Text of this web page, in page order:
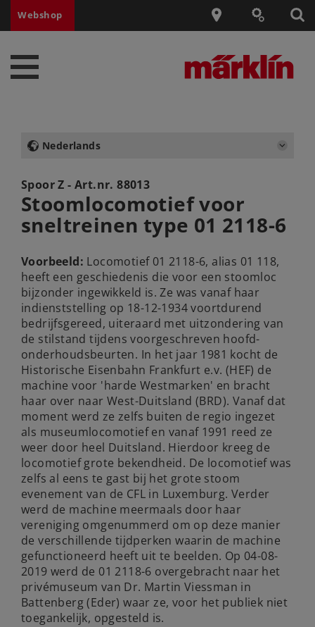
Webshop
Nederlands
Spoor Z - Art.nr.88013
Stoomlocomotief voor
sneltreinen type 01 2118-6
Voorbeeld: Locomotief 01 2118-6, alias 01 118,
heeft een geschiedenis die voor een stoomloc
bijzonder ingewikkeld is. Ze was vanaf haar
indienststelling op 18-12-1934 voortdurend
bedrijfsgereed, uiteraard met uitzondering van
de stilstand tijdens voorgeschreven hoofd-
onderhoudsbeurten. In het jaar 1981 kocht de
Historische Eisenbahn Frankfurt e.v. (HEF) de
machine voor 'harde Westmarken' en bracht
haar over naar West-Duitsland (BRD). Vanaf dat
moment werd ze zelfs buiten de regio ingezet
als museumlocomotief en vanaf 1991 reed ze
weer door heel Duitsland. Hierdoor kreeg de
locomotief grote bekendheid. De locomotief was
zelfs al eens te gast bij het grote stoom
evenement van de CFL in Luxemburg. Verder
werd de machine meermaals door haar
vereniging omgenummerd om op deze manier
de verschillende tijdperken waarin de machine
gefunctioneerd heeft uit te beelden. Op 04-08-
2019 werd de 01 2118-6 overgebracht naar het
privémuseum van Dr. Martin Viessman in
Battenberg (Eder) waar ze, voor het publiek niet
toegankelijk, opgesteld is.